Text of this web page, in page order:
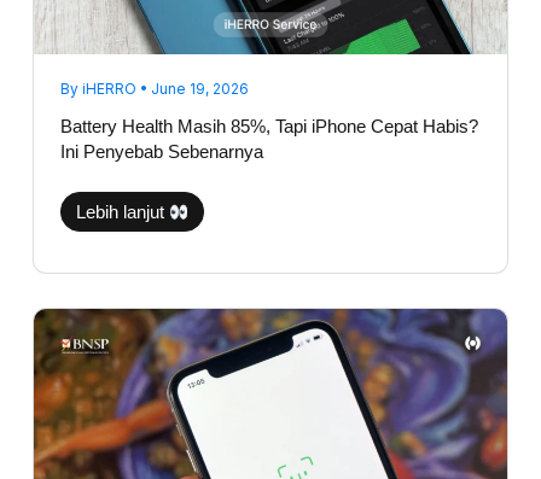
By iHERRO • June 19, 2026
Battery Health Masih 85%, Tapi iPhone Cepat Habis?
Ini Penyebab Sebenarnya
Lebih lanjut
Face
ID
Aman
Tidak
Saat
Ganti
LCD
iPhone?
Ini
Faktanya